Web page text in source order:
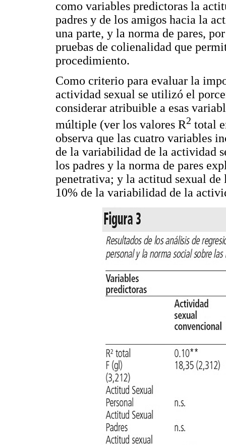
como variables predictoras la
padres y de los amigos hacia la
una parte, y la norma de pares,
pruebas de colienalidad que
procedimiento.
Como criterio para evaluar la
actividad sexual se utilizó el
considerar atribuible a esas
múltiple (ver los valores R2 total
observa que las cuatro variables
de la variabilidad de la actividad
los padres y la norma de pares
penetrativa; y la actitud sexual
10% de la variabilidad de la